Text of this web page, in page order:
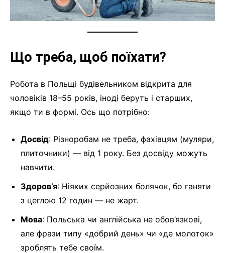
Що треба, щоб поїхати?
Робота в Польщі будівельником відкрита для
чоловіків 18–55 років, іноді беруть і старших,
якщо ти в формі. Ось що потрібно:
Досвід: Різноробам не треба, фахівцям (муляри,
плиточники) — від 1 року. Без досвіду можуть
навчити.
Здоров’я: Ніяких серйозних болячок, бо ганяти
з цеглою 12 годин — не жарт.
Мова: Польська чи англійська не обов’язкові,
але фрази типу «добрий день» чи «де молоток»
зроблять тебе своїм.